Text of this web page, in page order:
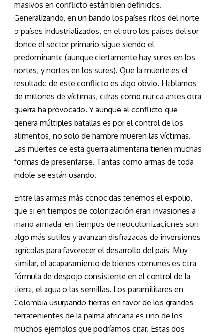
masivos en conflicto están bien definidos.
Generalizando, en un bando los países ricos del norte
o países industrializados, en el otro los países del sur
donde el sector primario sigue siendo el
predominante (aunque ciertamente hay sures en los
nortes, y nortes en los sures). Que la muerte es el
resultado de este conflicto es algo obvio. Hablamos
de millones de víctimas, cifras como nunca antes otra
guerra ha provocado. Y aunque el conflicto que
genera múltiples batallas es por el control de los
alimentos, no solo de hambre mueren las víctimas.
Las muertes de esta guerra alimentaria tienen muchas
formas de presentarse. Tantas como armas de toda
índole se están usando.
Entre las armas más conocidas tenemos el expolio,
que si en tiempos de colonización eran invasiones a
mano armada, en tiempos de neocolonizaciones son
algo más sutiles y avanzan disfrazadas de inversiones
agrícolas para favorecer el desarrollo del país. Muy
similar, el acaparamiento de bienes comunes es otra
fórmula de despojo consistente en el control de la
tierra, el agua o las semillas. Los paramilitares en
Colombia usurpando tierras en favor de los grandes
terratenientes de la palma africana es uno de los
muchos ejemplos que podríamos citar. Estas dos